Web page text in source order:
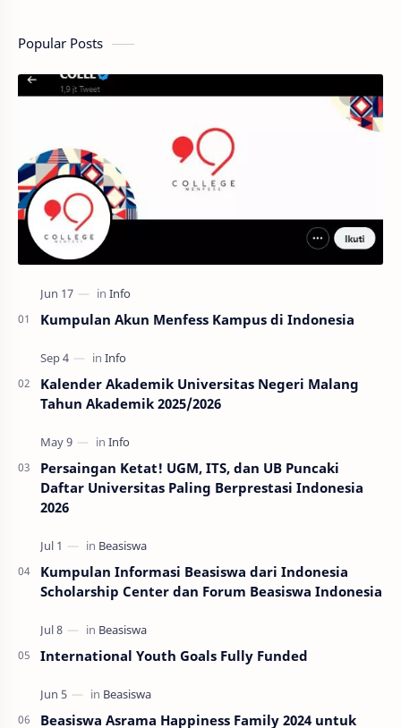
Popular Posts
Kumpulan Akun Menfess Kampus di Indonesia
Kalender Akademik Universitas Negeri Malang
Tahun Akademik 2025/2026
Persaingan Ketat! UGM, ITS, dan UB Puncaki
Daftar Universitas Paling Berprestasi Indonesia
2026
Kumpulan Informasi Beasiswa dari Indonesia
Scholarship Center dan Forum Beasiswa Indonesia
International Youth Goals Fully Funded
Beasiswa Asrama Happiness Family 2024 untuk